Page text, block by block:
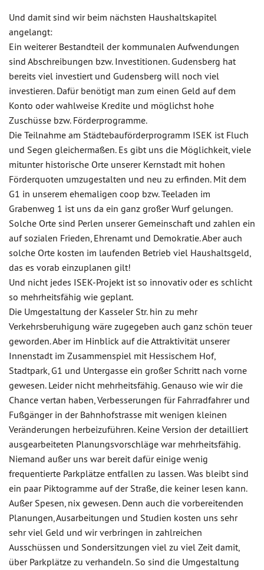
Und damit sind wir beim nächsten Haushaltskapitel
angelangt:
Ein weiterer Bestandteil der kommunalen Aufwendungen
sind Abschreibungen bzw. Investitionen. Gudensberg hat
bereits viel investiert und Gudensberg will noch viel
investieren. Dafür benötigt man zum einen Geld auf dem
Konto oder wahlweise Kredite und möglichst hohe
Zuschüsse bzw. Förderprogramme.
Die Teilnahme am Städtebauförderprogramm ISEK ist Fluch
und Segen gleichermaßen. Es gibt uns die Möglichkeit, viele
mitunter historische Orte unserer Kernstadt mit hohen
Förderquoten umzugestalten und neu zu erfinden. Mit dem
G1 in unserem ehemaligen coop bzw. Teeladen im
Grabenweg 1 ist uns da ein ganz großer Wurf gelungen.
Solche Orte sind Perlen unserer Gemeinschaft und zahlen ein
auf sozialen Frieden, Ehrenamt und Demokratie. Aber auch
solche Orte kosten im laufenden Betrieb viel Haushaltsgeld,
das es vorab einzuplanen gilt!
Und nicht jedes ISEK-Projekt ist so innovativ oder es schlicht
so mehrheitsfähig wie geplant.
Die Umgestaltung der Kasseler Str. hin zu mehr
Verkehrsberuhigung wäre zugegeben auch ganz schön teuer
geworden. Aber im Hinblick auf die Attraktivität unserer
Innenstadt im Zusammenspiel mit Hessischem Hof,
Stadtpark, G1 und Untergasse ein großer Schritt nach vorne
gewesen. Leider nicht mehrheitsfähig. Genauso wie wir die
Chance vertan haben, Verbesserungen für Fahrradfahrer und
Fußgänger in der Bahnhofstrasse mit wenigen kleinen
Veränderungen herbeizuführen. Keine Version der detailliert
ausgearbeiteten Planungsvorschläge war mehrheitsfähig.
Niemand außer uns war bereit dafür einige wenig
frequentierte Parkplätze entfallen zu lassen. Was bleibt sind
ein paar Piktogramme auf der Straße, die keiner lesen kann.
Außer Spesen, nix gewesen. Denn auch die vorbereitenden
Planungen, Ausarbeitungen und Studien kosten uns sehr
sehr viel Geld und wir verbringen in zahlreichen
Ausschüssen und Sondersitzungen viel zu viel Zeit damit,
über Parkplätze zu verhandeln. So sind die Umgestaltung